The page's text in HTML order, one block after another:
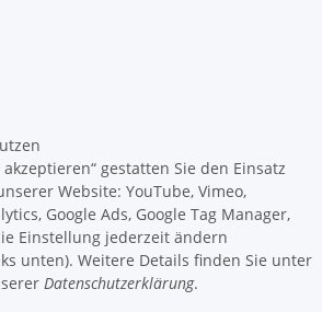
gestatten Sie den Einsatz
Website: YouTube, Vimeo,
Google Ads, Google Tag Manager,
Einstellung jederzeit ändern
unten). Weitere Details finden Sie unter
Datenschutzerklärung.